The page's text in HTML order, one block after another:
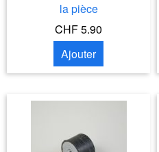
la pièce
CHF 5.90
Ajouter